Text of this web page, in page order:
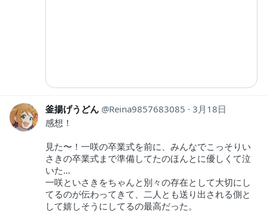
釜揚げうどん Reina9857683085
3月18日
感想！
見た〜！一咲の卒業式を前に、みんなでこっそりい
さきの卒業式まで準備してたのほんとに優しくて泣
いた…
一咲といさきをちゃんと別々の存在として大切にし
てるのが伝わってきて、二人とも送り出される側と
して嬉しそうにしてるの最高だった。